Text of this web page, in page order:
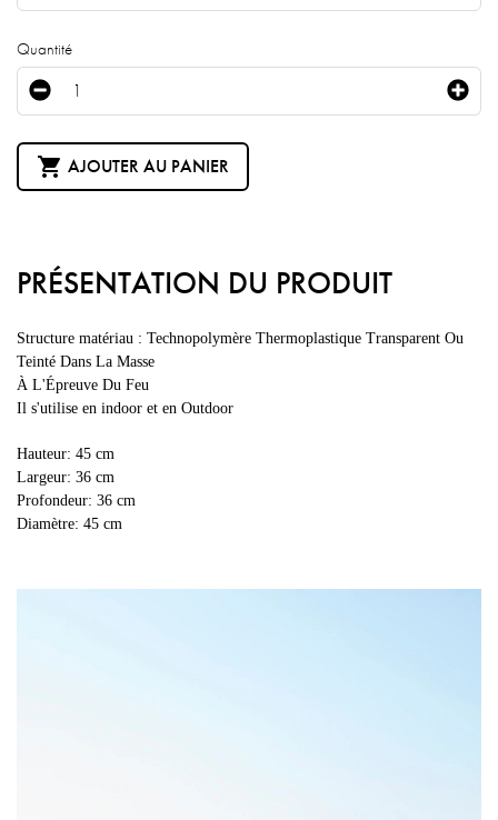
Quantité
 AJOUTER AU PANIER
PRÉSENTATION DU PRODUIT
Structure matériau : Technopolymère Thermoplastique Transparent Ou
Teinté Dans La Masse
À L'Épreuve Du Feu
Il s'utilise en indoor et en Outdoor
Hauteur: 45 cm
Largeur: 36 cm
Profondeur: 36 cm
Diamètre: 45 cm